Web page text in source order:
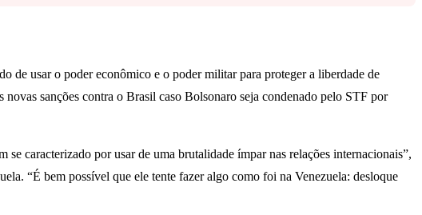
de usar o poder econômico e o poder militar para proteger a liberdade de
sanções contra o Brasil caso Bolsonaro seja condenado pelo STF por
caracterizado por usar de uma brutalidade ímpar nas relações internacionais”,
“É bem possível que ele tente fazer algo como foi na Venezuela: desloque